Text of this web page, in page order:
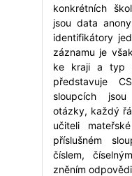
konkrétních
jsou data
identifikátory
záznamu je
ke kraji a typ
představuje
sloupcích
otázky, každý
učiteli
příslušném
číslem,
zněním